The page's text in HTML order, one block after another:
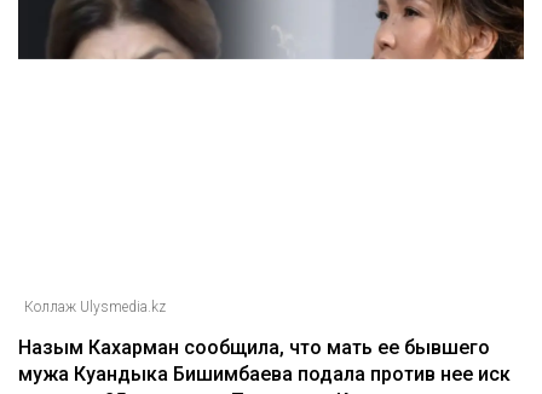
Коллаж Ulysmedia.kz
Назым Кахарман сообщила, что мать ее бывшего
мужа Куандыка Бишимбаева подала против нее иск